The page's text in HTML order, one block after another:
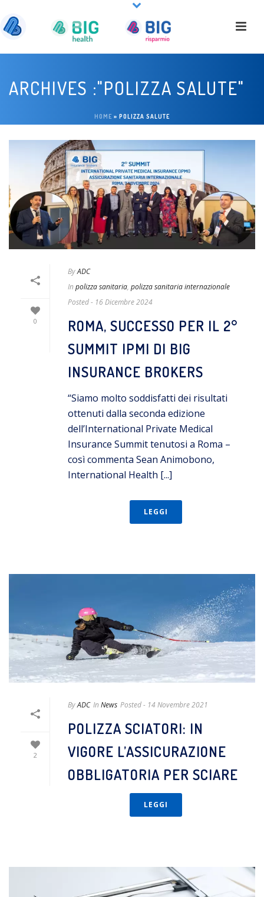
ARCHIVES :"POLIZZA SALUTE"
HOME » POLIZZA SALUTE
0
ByADC
In polizza sanitaria, polizza sanitaria internazionale
Posted- 16 Dicembre 2024
ROMA, SUCCESSO PER IL 2°
SUMMIT IPMI DI BIG
INSURANCE BROKERS
“Siamo molto soddisfatti dei risultati
ottenuti dalla seconda edizione
dell’International Private Medical
Insurance Summit tenutosi a Roma –
così commenta Sean Animobono,
International Health [...]
LEGGI
2
ByADC In News Posted- 14 Novembre 2021
POLIZZA SCIATORI: IN
VIGORE L’ASSICURAZIONE
OBBLIGATORIA PER SCIARE
LEGGI